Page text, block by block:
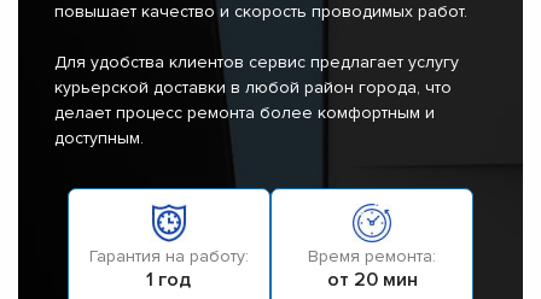
повышает качество и скорость проводимых работ.
Для удобства клиентов сервис предлагает услугу
курьерской доставки в любой район города, что
делает процесс ремонта более комфортным и
доступным.
Гарантия на работу:
1 год
Время ремонта:
от 20 мин